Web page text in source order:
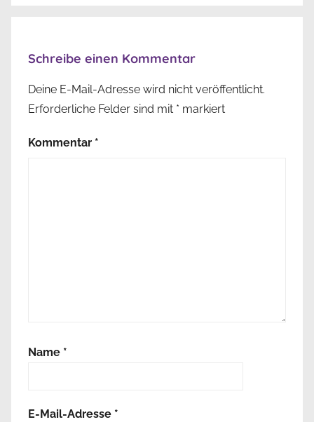
Schreibe einen Kommentar
Deine E-Mail-Adresse wird nicht veröffentlicht.
Erforderliche Felder sind mit * markiert
Kommentar *
Name *
E-Mail-Adresse *